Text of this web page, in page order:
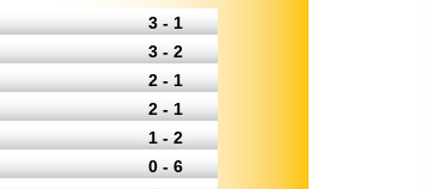
3 - 1
3 - 2
2 - 1
2 - 1
1 - 2
0 - 6